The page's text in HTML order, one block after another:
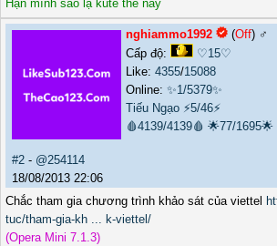
Hận mình sao lạ kute thế này
nghiammo1992 (Off) ♂️
Cấp độ:
♡15♡
Like: 4355/15088
Online: ✨1/5379✨
Tiếu Ngạo ⚡5/46⚡
🩸4139/4139🩸 🌟77/1695🌟
#2 - @254114
18/08/2013 22:06
Chắc tham gia chương trình khảo sát của viettel
tuc/tham-gia-kh ... k-viettel/
(Opera Mini 7.1.3)